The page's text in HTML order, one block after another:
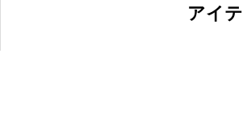
アイ